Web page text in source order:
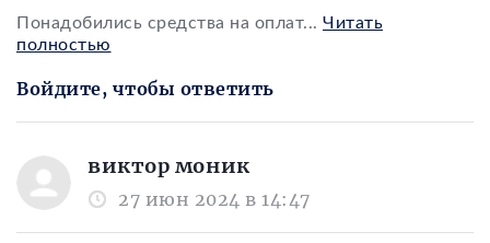
Понадобились средства на оплат... Читать
полностью
Войдите, чтобы ответить
виктор моник
27 июн 2024 в 14:47